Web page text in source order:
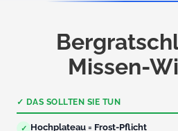
Missen-
✓ DAS SOLLTEN SIE TUN
✓ Hochplateau = Frost-Pflicht